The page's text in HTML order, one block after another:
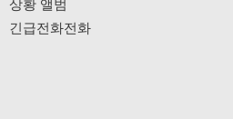
긴급전화전화